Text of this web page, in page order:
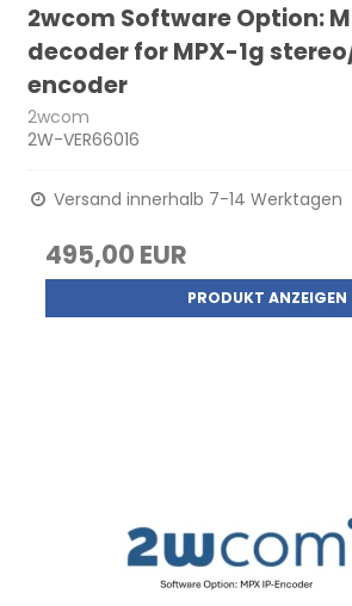
2wcom Software Option:
decoder for MPX-1g
encoder
2wcom
2W-VER66016
Versand innerhalb 7-14 Werktagen
495,00 EUR
PRODUKT ANZEIGEN